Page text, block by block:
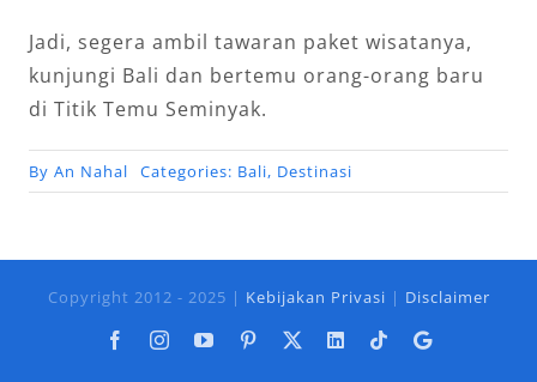
Jadi, segera ambil tawaran paket wisatanya,
kunjungi Bali dan bertemu orang-orang baru
di Titik Temu Seminyak.
By An Nahal Categories: Bali, Destinasi
Copyright 2012 - 2025 | Kebijakan Privasi | Disclaimer
FacebookInstagramYouTubePinterest LinkedIn
TiktokGoogle